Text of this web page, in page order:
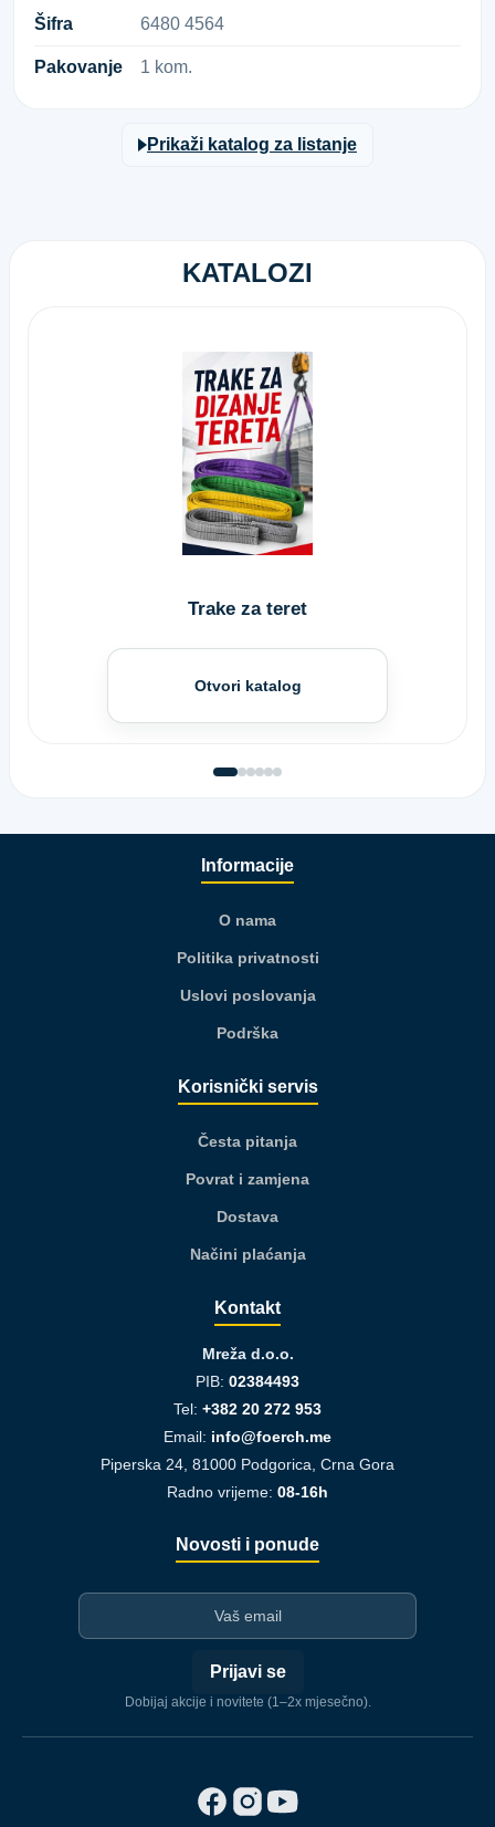
Šifra 6​4​8​0​ ​4​5​6​4​
Pakovanje 1 kom.
Prikaži katalog za listanje
KATALOZI
Trake za teret
Otvori katalog
Informacije
O nama
Politika privatnosti
Uslovi poslovanja
Podrška
Korisnički servis
Česta pitanja
Povrat i zamjena
Dostava
Načini plaćanja
Kontakt
Mreža d.o.o.
PIB: 02384493
Tel: +382 20 272 953
Email: info@foerch.me
Piperska 24, 81000 Podgorica, Crna Gora
Radno vrijeme: 08-16h
Novosti i ponude
Prijavi se
Dobijaj akcije i novitete (1–2x mjesečno).